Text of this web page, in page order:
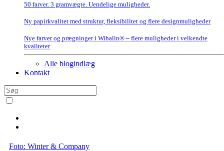
50 farver. 3 gramvægte. Uendelige muligheder.
Ny papirkvalitet med struktur, fleksibilitet og flere designmuligheder
Nye farver og prægninger i Wibalin® – flere muligheder i velkendte
kvaliteter
Alle blogindlæg
Kontakt
Foto: Winter & Company